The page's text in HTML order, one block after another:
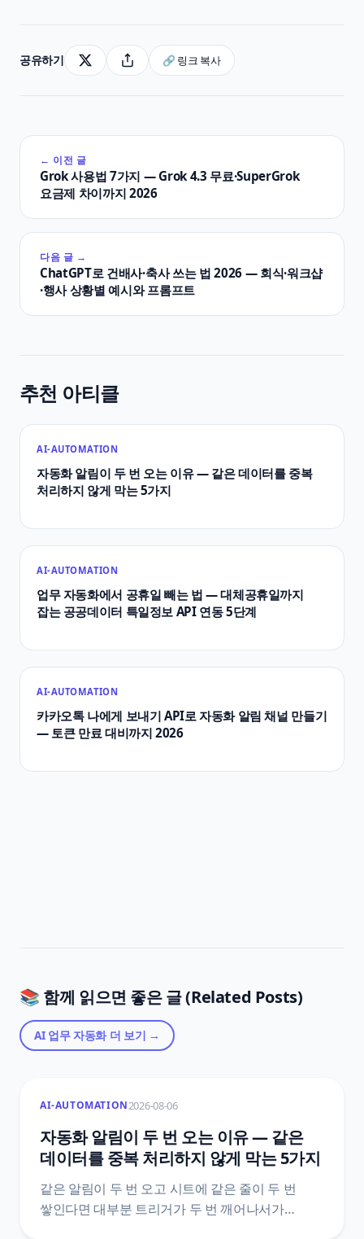
공유하기 🔗 링크 복사
← 이전 글
Grok 사용법 7가지 — Grok 4.3 무료·SuperGrok
요금제 차이까지 2026
다음 글 →
ChatGPT로 건배사·축사 쓰는 법 2026 — 회식·워크샵
·행사 상황별 예시와 프롬프트
추천 아티클
AI-AUTOMATION
자동화 알림이 두 번 오는 이유 — 같은 데이터를 중복
처리하지 않게 막는 5가지
AI-AUTOMATION
업무 자동화에서 공휴일 빼는 법 — 대체공휴일까지
잡는 공공데이터 특일정보 API 연동 5단계
AI-AUTOMATION
카카오톡 나에게 보내기 API로 자동화 알림 채널 만들기
— 토큰 만료 대비까지 2026
📚 함께 읽으면 좋은 글 (Related Posts)
AI 업무 자동화더 보기 →
AI-AUTOMATION2026-08-06
자동화 알림이 두 번 오는 이유 — 같은
데이터를 중복 처리하지 않게 막는 5가지
같은 알림이 두 번 오고 시트에 같은 줄이 두 번
쌓인다면 대부분 트리거가 두 번 깨어나서가